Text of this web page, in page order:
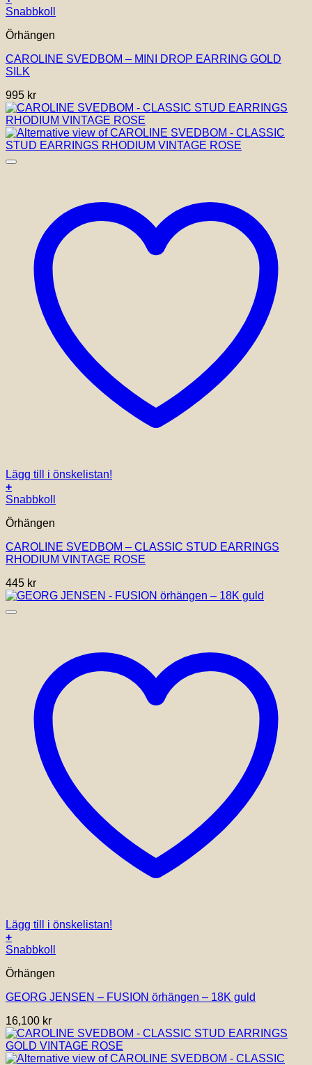
Snabbkoll
Örhängen
CAROLINE SVEDBOM – MINI DROP EARRING GOLD
SILK
995 kr
Lägg till i önskelistan!
+
Snabbkoll
Örhängen
CAROLINE SVEDBOM – CLASSIC STUD EARRINGS
RHODIUM VINTAGE ROSE
445 kr
Lägg till i önskelistan!
+
Snabbkoll
Örhängen
GEORG JENSEN – FUSION örhängen – 18K guld
16,100 kr